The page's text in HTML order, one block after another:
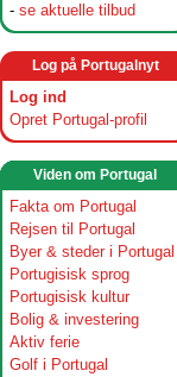
- se aktuelle tilbud
Log på Portugalnyt
Log ind
Opret Portugal-profil
Viden om Portugal
Fakta om Portugal
Rejsen til Portugal
Byer & steder i Portugal
Portugisisk sprog
Portugisisk kultur
Bolig & investering
Aktiv ferie
Golf i Portugal